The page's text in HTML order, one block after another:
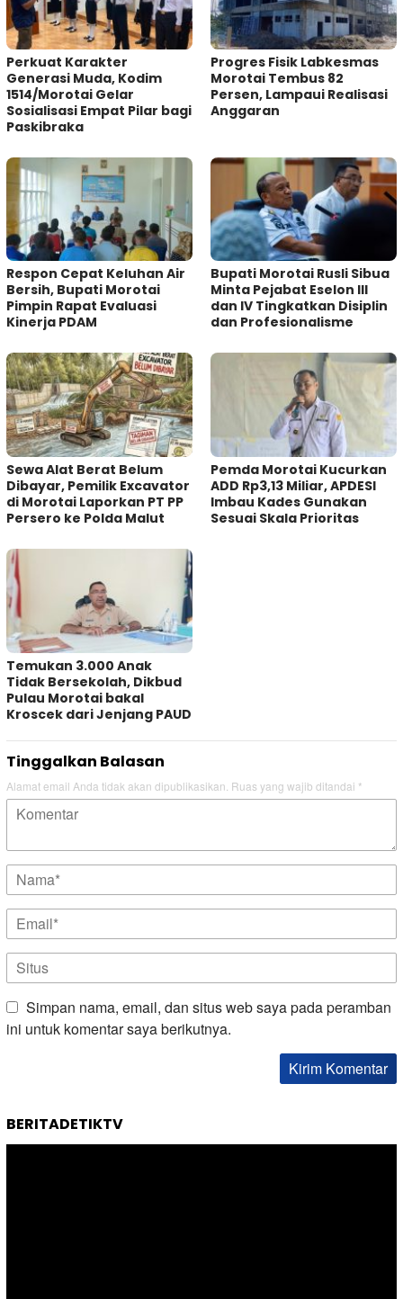
Perkuat Karakter
Generasi Muda, Kodim
1514/Morotai Gelar
Sosialisasi Empat Pilar bagi
Paskibraka
Progres Fisik Labkesmas
Morotai Tembus 82
Persen, Lampaui Realisasi
Anggaran
Respon Cepat Keluhan Air
Bersih, Bupati Morotai
Pimpin Rapat Evaluasi
Kinerja PDAM
Bupati Morotai Rusli Sibua
Minta Pejabat Eselon III
dan IV Tingkatkan Disiplin
dan Profesionalisme
Sewa Alat Berat Belum
Dibayar, Pemilik Excavator
di Morotai Laporkan PT PP
Persero ke Polda Malut
Pemda Morotai Kucurkan
ADD Rp3,13 Miliar, APDESI
Imbau Kades Gunakan
Sesuai Skala Prioritas
Temukan 3.000 Anak
Tidak Bersekolah, Dikbud
Pulau Morotai bakal
Kroscek dari Jenjang PAUD
Tinggalkan Balasan
Alamat email Anda tidak akan dipublikasikan. Ruas yang wajib ditandai *
Simpan nama, email, dan situs web saya pada peramban
ini untuk komentar saya berikutnya.
BERITADETIKTV